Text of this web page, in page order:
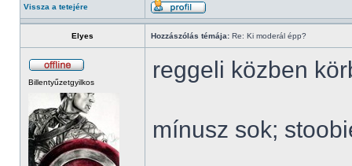
Vissza a tetejére
Elyes Hozzászólás témája: Re: Ki moderál épp?
Billentyűzetgyilkos reggeli közben
mínusz sok;